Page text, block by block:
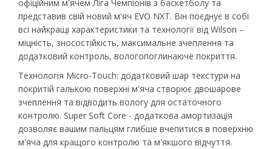
офіційним м'ячем Ліга Чемпіонів з баскетболу та
представив свій новий м'яч EVO NXT. Він поєднує в собі
всі найкращі характеристики та технології від Wilson –
міцність, зносостійкість, максимальне зчеплення та
додатковий контроль, вологопоглинаюче покриття.
Технологія Micro-Touch: додатковий шар текстури на
покритій галькою поверхні м'яча створює двошарове
зчеплення та відводить вологу для остаточного
контролю. Super Soft Core - додаткова амортизація
дозволяє вашим пальцям глибше вчепитися в поверхню
м'яча для кращого контролю та м'якшого відчуття.